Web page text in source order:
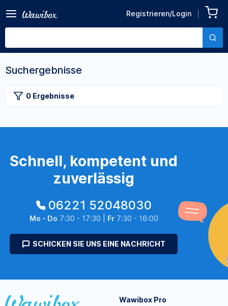
Registrieren/Login
Suchergebnisse
0 Ergebnisse
Schnell, kompetent und
zuverlässig
06221 52048030
Mo - Do 7:30 - 17:30 | Fr7:30 - 16:00
SCHICKEN SIE UNS EINE NACHRICHT
Wawibox Pro